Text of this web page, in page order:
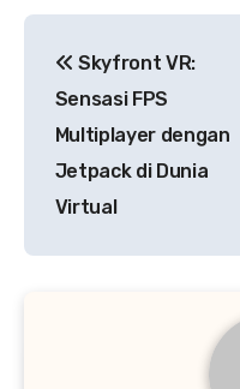
pos
Skyfront VR:
Sensasi FPS
Multiplayer dengan
Jetpack di Dunia
Virtual